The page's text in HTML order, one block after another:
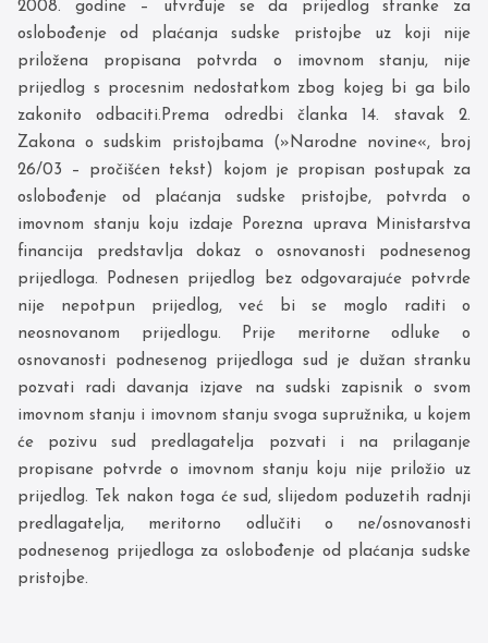
2008. godine – utvrđuje se da prijedlog stranke za
oslobođenje od plaćanja sudske pristojbe uz koji nije
priložena propisana potvrda o imovnom stanju, nije
prijedlog s procesnim nedostatkom zbog kojeg bi ga bilo
zakonito odbaciti.Prema odredbi članka 14. stavak 2.
Zakona o sudskim pristojbama (»Narodne novine«, broj
26/03 – pročišćen tekst) kojom je propisan postupak za
oslobođenje od plaćanja sudske pristojbe, potvrda o
imovnom stanju koju izdaje Porezna uprava Ministarstva
financija predstavlja dokaz o osnovanosti podnesenog
prijedloga. Podnesen prijedlog bez odgovarajuće potvrde
nije nepotpun prijedlog, već bi se moglo raditi o
neosnovanom prijedlogu. Prije meritorne odluke o
osnovanosti podnesenog prijedloga sud je dužan stranku
pozvati radi davanja izjave na sudski zapisnik o svom
imovnom stanju i imovnom stanju svoga supružnika, u kojem
će pozivu sud predlagatelja pozvati i na prilaganje
propisane potvrde o imovnom stanju koju nije priložio uz
prijedlog. Tek nakon toga će sud, slijedom poduzetih radnji
predlagatelja, meritorno odlučiti o ne/osnovanosti
podnesenog prijedloga za oslobođenje od plaćanja sudske
pristojbe.